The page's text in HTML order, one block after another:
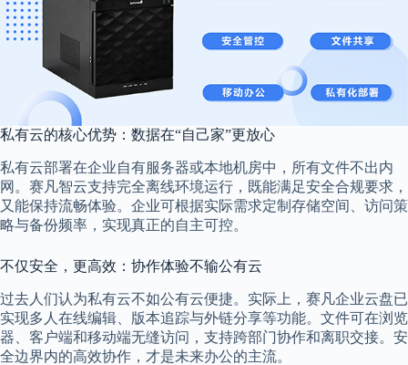
私有云的核心优势：数据在“自己家”更放心
私有云部署在企业自有服务器或本地机房中，所有文件不出内
网。赛凡智云支持完全离线环境运行，既能满足安全合规要求，
又能保持流畅体验。企业可根据实际需求定制存储空间、访问策
略与备份频率，实现真正的自主可控。
不仅安全，更高效：协作体验不输公有云
过去人们认为私有云不如公有云便捷。实际上，赛凡企业云盘已
实现多人在线编辑、版本追踪与外链分享等功能。文件可在浏览
器、客户端和移动端无缝访问，支持跨部门协作和离职交接。安
全边界内的高效协作，才是未来办公的主流。